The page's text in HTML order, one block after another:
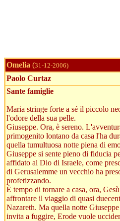
Omelia (31-12-2006)
Paolo Curtaz
Sante famiglie
Maria stringe forte a sé il piccolo
l'odore della sua pelle.
Giuseppe. Ora, è sereno.
primogenito lontano da casa l'ha
quella tumultuosa notte piena di
Giuseppe si sente pieno di fiducia
affidato al Dio di Israele, come
di Gerusalemme un vecchio ha
profetizzando.
È tempo di tornare a casa, ora,
affrontare il viaggio di quasi
Nazareth. Ma quella notte
invita a fuggire, Erode vuole